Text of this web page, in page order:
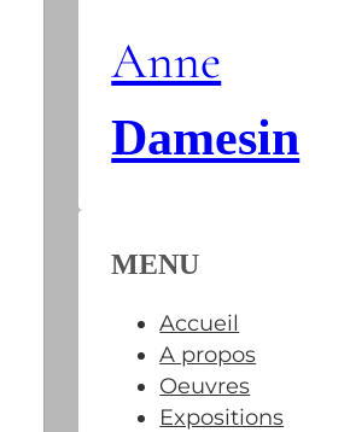
Anne
Damesin
MENU
Accueil
A propos
Oeuvres
Expositions